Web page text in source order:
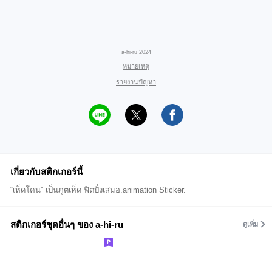
a-hi-ru 2024
หมายเหตุ
รายงานปัญหา
เกี่ยวกับสติกเกอร์นี้
“เห็ดโคน” เป็นภูตเห็ด ฟิตปั๋งเสมอ.animation Sticker.
สติกเกอร์ชุดอื่นๆ ของ a-hi-ru ดูเพิ่ม